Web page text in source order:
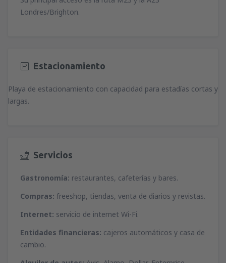
Londres/Brighton.
Estacionamiento
Playa de estacionamiento con capacidad para estadías cortas y
largas.
Servicios
Gastronomía: restaurantes, cafeterías y bares.
Compras: freeshop, tiendas, venta de diarios y revistas.
Internet: servicio de internet Wi-Fi.
Entidades financieras: cajeros automáticos y casa de
cambio.